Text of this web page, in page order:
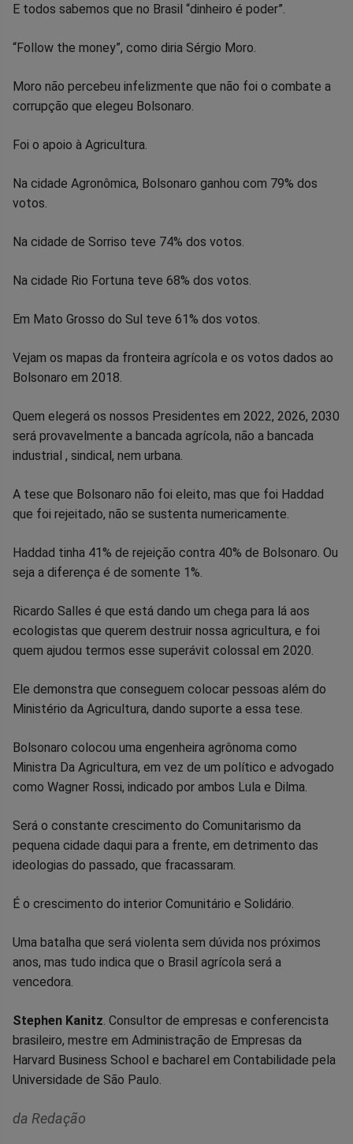
E todos sabemos que no Brasil “dinheiro é poder”.
“Follow the money”, como diria Sérgio Moro.
Moro não percebeu infelizmente que não foi o combate a
corrupção que elegeu Bolsonaro.
Foi o apoio à Agricultura.
Na cidade Agronômica, Bolsonaro ganhou com 79% dos
votos.
Na cidade de Sorriso teve 74% dos votos.
Na cidade Rio Fortuna teve 68% dos votos.
Em Mato Grosso do Sul teve 61% dos votos.
Vejam os mapas da fronteira agrícola e os votos dados ao
Bolsonaro em 2018.
Quem elegerá os nossos Presidentes em 2022, 2026, 2030
será provavelmente a bancada agrícola, não a bancada
industrial , sindical, nem urbana.
A tese que Bolsonaro não foi eleito, mas que foi Haddad
que foi rejeitado, não se sustenta numericamente.
Haddad tinha 41% de rejeição contra 40% de Bolsonaro. Ou
seja a diferença é de somente 1%.
Ricardo Salles é que está dando um chega para lá aos
ecologistas que querem destruir nossa agricultura, e foi
quem ajudou termos esse superávit colossal em 2020.
Ele demonstra que conseguem colocar pessoas além do
Ministério da Agricultura, dando suporte a essa tese.
Bolsonaro colocou uma engenheira agrônoma como
Ministra Da Agricultura, em vez de um político e advogado
como Wagner Rossi, indicado por ambos Lula e Dilma.
Será o constante crescimento do Comunitarismo da
pequena cidade daqui para a frente, em detrimento das
ideologias do passado, que fracassaram.
É o crescimento do interior Comunitário e Solidário.
Uma batalha que será violenta sem dúvida nos próximos
anos, mas tudo indica que o Brasil agrícola será a
vencedora.
Stephen Kanitz . Consultor de empresas e conferencista
brasileiro, mestre em Administração de Empresas da
Harvard Business School e bacharel em Contabilidade pela
Universidade de São Paulo.
da Redação